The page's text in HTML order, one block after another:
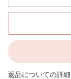
返品についての詳